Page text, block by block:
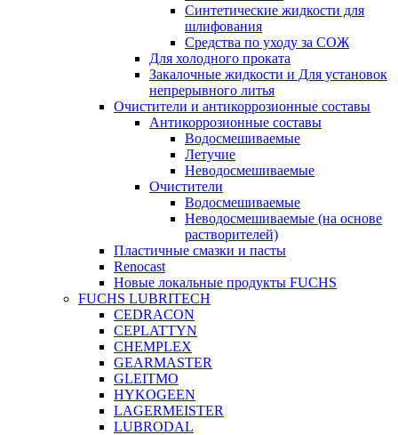
Синтетические жидкости для
шлифования
Средства по уходу за СОЖ
Для холодного проката
Закалочные жидкости и Для установок
непрерывного литья
Очистители и антикоррозионные составы
Антикоррозионные составы
Водосмешиваемые
Летучие
Неводосмешиваемые
Очистители
Водосмешиваемые
Неводосмешиваемые (на основе
растворителей)
Пластичные смазки и пасты
Renocast
Новые локальные продукты FUCHS
FUCHS LUBRITECH
CEDRACON
CEPLATTYN
CHEMPLEX
GEARMASTER
GLEITMO
HYKOGEEN
LAGERMEISTER
LUBRODAL